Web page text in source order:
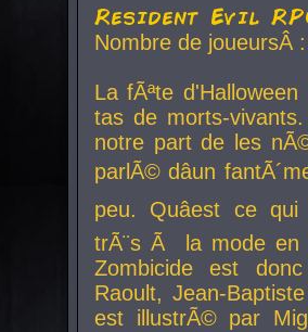
Resident Evil
Nombre de
La fÃªte
tas de morts-
notre part de les
parlÃ© dâun
peu. Quâest ce
trÃ¨s Ã la mode en
Zombicide est
Raoult, Jean-
est illustrÃ© par